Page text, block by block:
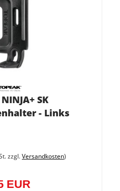
SK
- Links
zzgl.Versandkosten)
EUR